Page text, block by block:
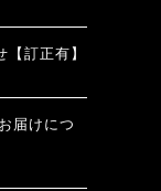
訂正有】
届けにつ